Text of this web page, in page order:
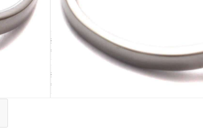
Größe 44
ausverkauft
Größe 48
ausverkauft